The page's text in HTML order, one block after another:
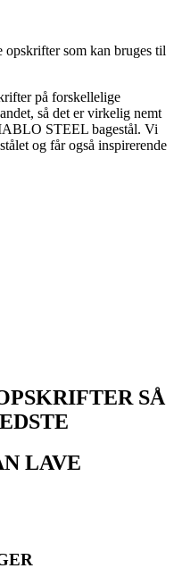
opskrifter som kan bruges til
på forskellelige
så det er virkelig nemt
STEEL bagestål. Vi
og får også inspirerende
SÅ
LAVE